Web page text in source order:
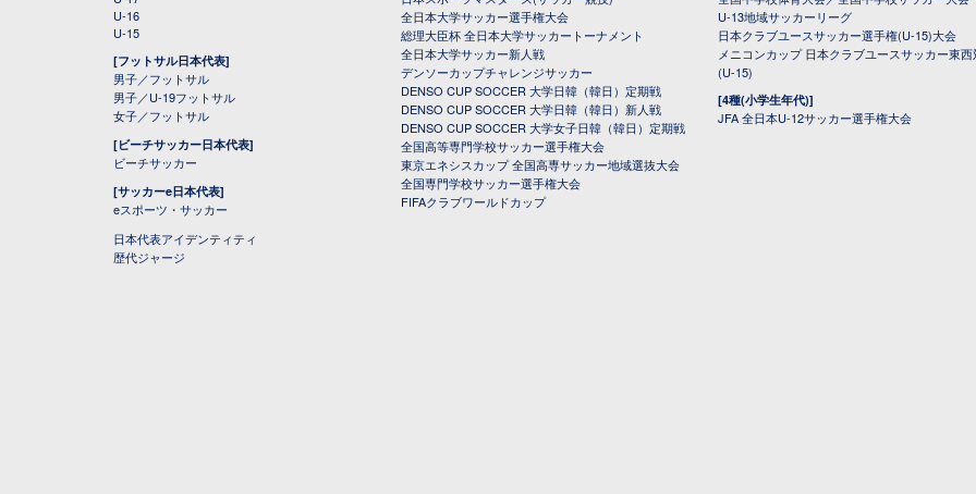
U-16
U-15
[フットサル日本代表]
男子／フットサル
男子／U-19フットサル
女子／フットサル
[ビーチサッカー日本代表]
ビーチサッカー
[サッカーe日本代表]
eスポーツ・サッカー
日本代表アイデンティティ
歴代ジャージ
全日本大学サッカー選手権大会
総理大臣杯 全日本大学サッカートーナメント
全日本大学サッカー新人戦
デンソーカップチャレンジサッカー
DENSO CUP SOCCER 大学日韓（韓日）定期戦
DENSO CUP SOCCER 大学日韓（韓日）新人戦
DENSO CUP SOCCER 大学女子日韓（韓日）定期戦
全国高等専門学校サッカー選手権大会
東京エネシスカップ 全国高専サッカー地域選抜大会
全国専門学校サッカー選手権大会
FIFAクラブワールドカップ
U-13地域サッカーリーグ
日本クラブユースサッカー選手権(U-15)大会
メニコンカップ 日本クラブユースサッカー東
(U-15)
[4種(小学生年代)]
JFA 全日本U-12サッカー選手権大会